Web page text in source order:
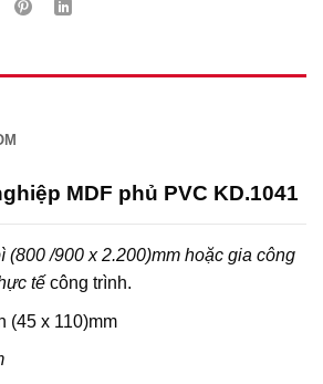
MDF phủ PVC KD.1041
(800 /900 x 2.200)mm hoặc gia công
tế công trình.
(45 x 110)mm